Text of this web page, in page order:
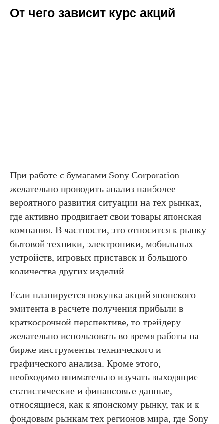
От чего зависит курс акций
При работе с бумагами Sony Corporation
желательно проводить анализ наиболее
вероятного развития ситуации на тех рынках,
где активно продвигает свои товары японская
компания. В частности, это относится к рынку
бытовой техники, электроники, мобильных
устройств, игровых приставок и большого
количества других изделий.
Если планируется покупка акций японского
эмитента в расчете получения прибыли в
краткосрочной перспективе, то трейдеру
желательно использовать во время работы на
бирже инструменты технического и
графического анализа. Кроме этого,
необходимо внимательно изучать выходящие
статистические и финансовые данные,
относящиеся, как к японскому рынку, так и к
фондовым рынкам тех регионов мира, где Sony